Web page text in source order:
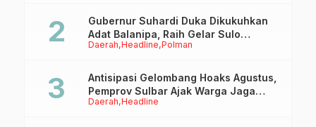
Daerah Headline Polman
Gubernur Suhardi Duka Dikukuhkan
Adat Balanipa, Raih Gelar Sulo
Tappidena
Daerah Headline
Antisipasi Gelombang Hoaks Agustus,
Pemprov Sulbar Ajak Warga Jaga
Ruang Digital